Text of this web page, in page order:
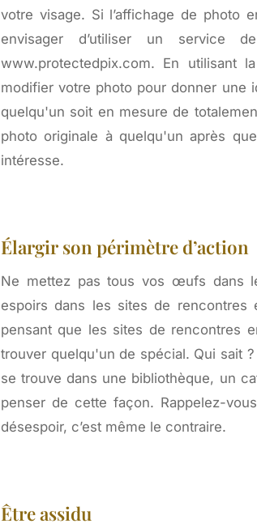
votre visage. Si l’affichage de photo
envisager d’utiliser un service
www.protectedpix.com. En utilisant
modifier votre photo pour donner une
quelqu'un soit en mesure de
photo originale à quelqu'un après
intéresse.
Élargir son périmètre d’action
Ne mettez pas tous vos œufs dans
espoirs dans les sites de
pensant que les sites de rencontres
trouver quelqu'un de spécial. Qui sait
se trouve dans une bibliothèque, un
penser de cette façon. Rappelez-
désespoir, c’est même le contraire.
Être assidu